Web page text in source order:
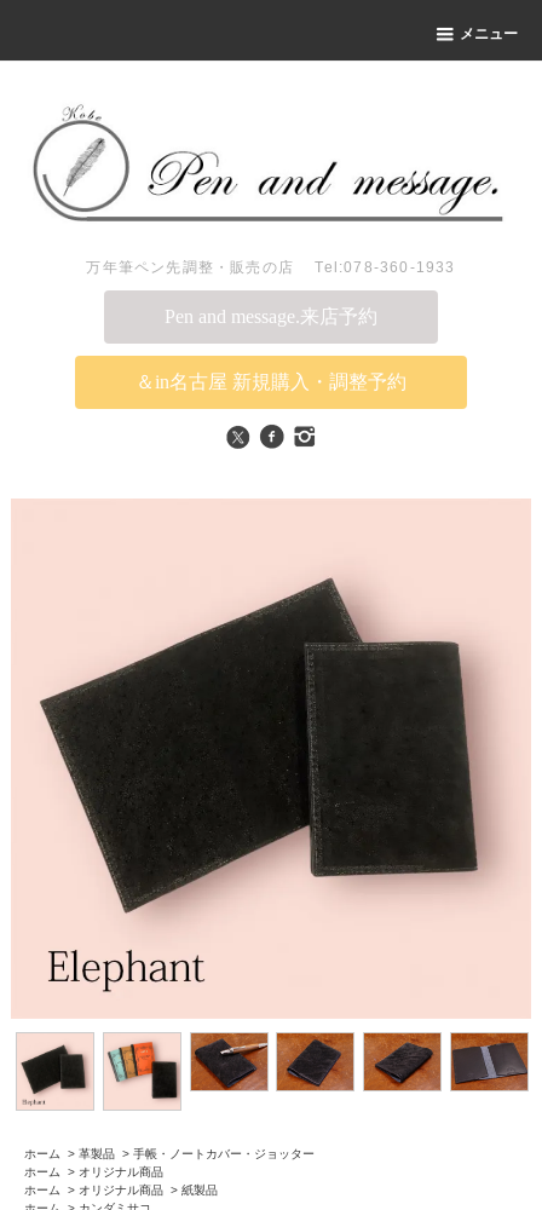
メニュー
万年筆ペン先調整・販売の店 Tel:078-360-1933
Pen and message.来店予約
＆in名古屋 新規購入・調整予約
ホーム > 革製品 > 手帳・ノートカバー・ジョッター
ホーム
> オリジナル商品
ホーム
> オリジナル商品 > 紙製品